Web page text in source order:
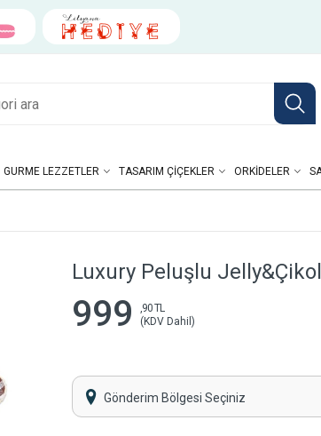
GURME LEZZETLER TASARIM ÇIÇEKLER ORKIDELER
Luxury Peluşlu
999
,90 TL
(KDV Dahil)
Gönderim Bölgesi Seçiniz